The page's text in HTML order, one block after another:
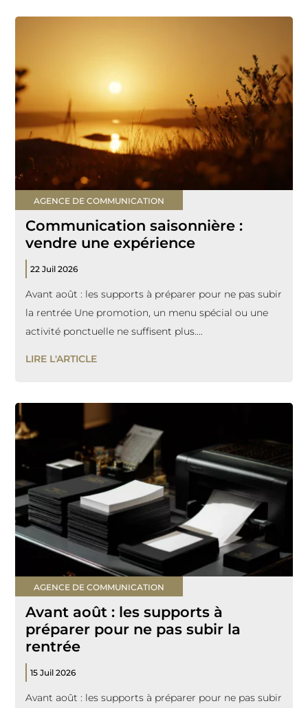
AGENCE DE COMMUNICATION
Communication saisonnière :
vendre une expérience
22 Juil 2026
Avant août : les supports à préparer pour ne pas subir
la rentrée Une promotion, un menu spécial ou une
activité ponctuelle ne suffisent plus....
LIRE L'ARTICLE
AGENCE DE COMMUNICATION
Avant août : les supports à
préparer pour ne pas subir la
rentrée
15 Juil 2026
Avant août : les supports à préparer pour ne pas subir